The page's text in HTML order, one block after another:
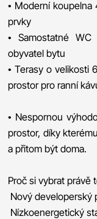
• Moderní koupelna
prvky
• Samostatné
obyvatel bytu
• Terasy o velikosti
prostor pro ranní
• Nespornou
prostor, díky
a přitom být doma.
Proč si vybrat právě
Nový developerský
Nízkoenergetický